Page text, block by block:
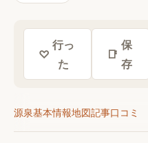
♡
行っ
た
📑
保
存
源泉基本情報地図記事口コミ